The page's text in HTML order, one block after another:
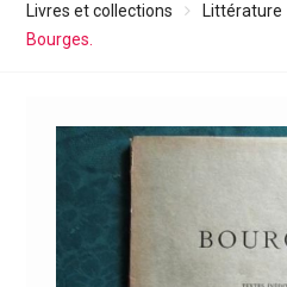
Livres et collections Littérature
Bourges.